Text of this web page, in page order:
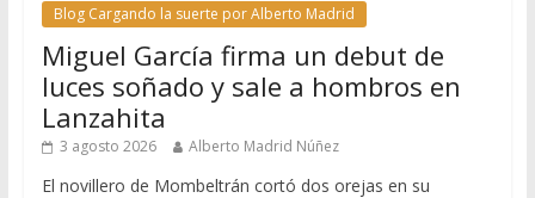
Blog Cargando la suerte por Alberto Madrid
Miguel García firma un debut de
luces soñado y sale a hombros en
Lanzahita
3 agosto 2026 Alberto Madrid Núñez
El novillero de Mombeltrán cortó dos orejas en su